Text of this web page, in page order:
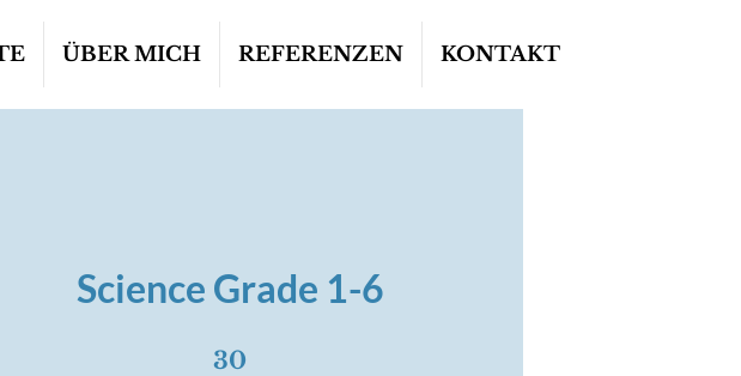
ÜBER MICH REFERENZEN KONTAKT
Science Grade 1-6
30
30 Weeks